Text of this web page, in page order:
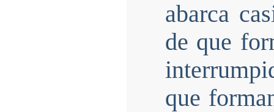
abarca
de que
que